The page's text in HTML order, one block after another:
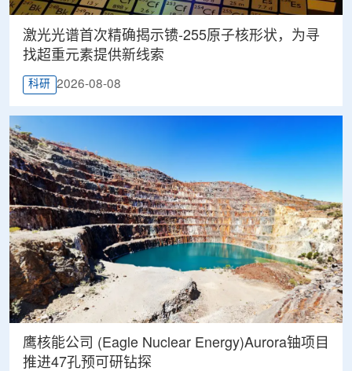
激光光谱首次精确揭示镄-255原子核形状，为寻
找超重元素提供新线索
科研 2026-08-08
鹰核能公司 (Eagle Nuclear Energy)Aurora铀项目
推进47孔预可研钻探